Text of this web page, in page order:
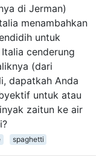
di Jerman)
menambahkan
untuk
cenderung
(dari
dapatkah Anda
untuk atau
zaitun ke air
spaghetti